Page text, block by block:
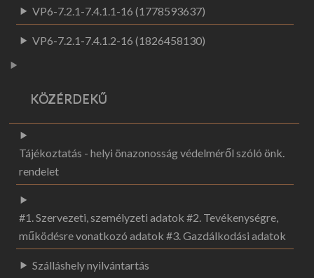
VP6-7.2.1-7.4.1.1-16 (1778593637)
VP6-7.2.1-7.4.1.2-16 (1826458130)
KÖZÉRDEKŰ
Tájékoztatás - helyi önazonosság védelméről szóló önk.
rendelet
#1. Szervezeti, személyzeti adatok #2. Tevékenységre,
működésre vonatkozó adatok #3. Gazdálkodási adatok
Szálláshely nyilvántartás